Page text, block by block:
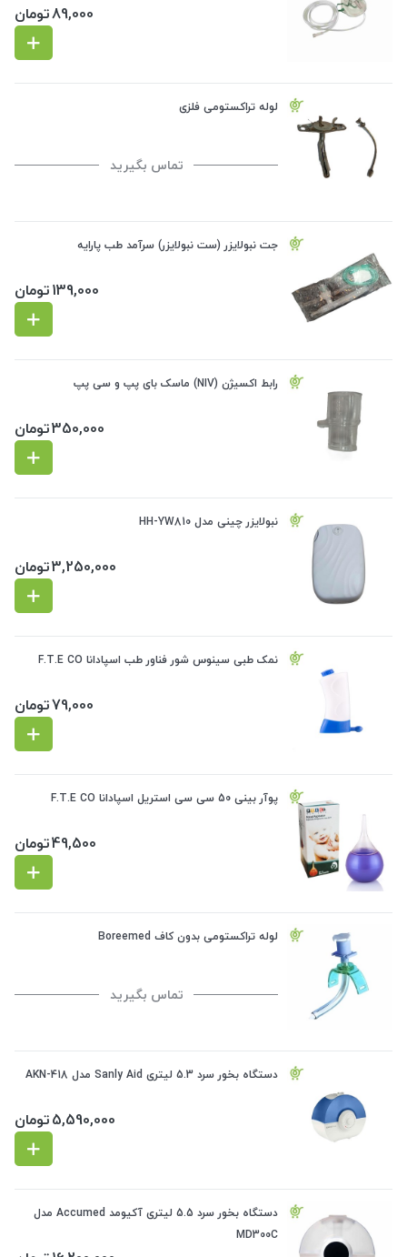
89,000تومان
لوله تراکستومی فلزی
تماس بگیرید
جت نبولایزر (ست نبولایزر) سرآمد طب پارایه
139,000تومان
رابط اکسیژن (NIV) ماسک بای پپ و سی پپ
350,000تومان
نبولایزر چینی مدل HH-YW810
3,250,000تومان
نمک طبی سینوس شور فناور طب اسپادانا F.T.E CO
79,000تومان
پوآر بینی 50 سی سی استریل اسپادانا F.T.E CO
49,500تومان
لوله تراکستومی بدون کاف Boreemed
تماس بگیرید
دستگاه بخور سرد 5.3 لیتری Sanly Aid مدل AKN-418
5,590,000تومان
دستگاه بخور سرد 5.5 لیتری آکیومد Accumed مدل
MD300C